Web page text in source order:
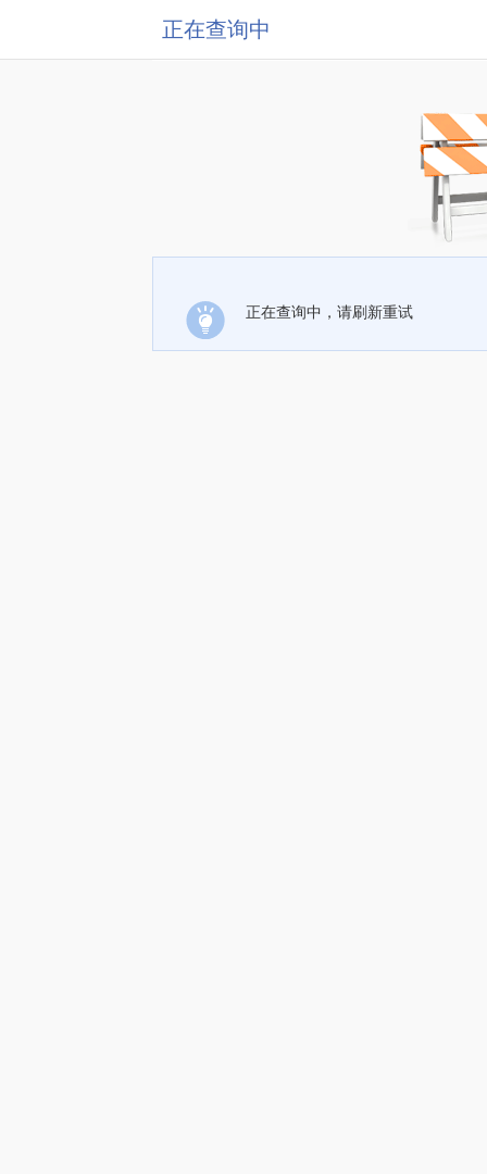
正在查询中
正在查询中，请刷新重试